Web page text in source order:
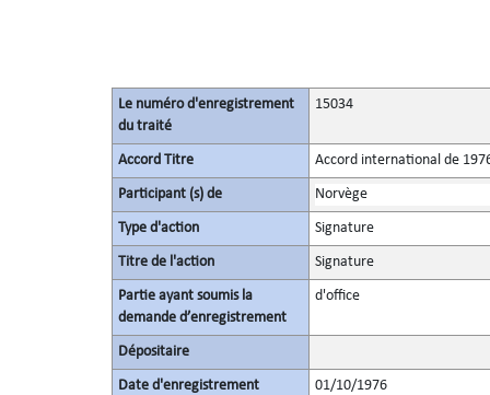
Le numéro d'enregistrement
du traité
15034
Accord Titre Accord international de
Participant (s) de Norvège
Type d'action Signature
Titre de l'action Signature
Partie ayant soumis la
demande d’enregistrement
d'office
Dépositaire
Date d'enregistrement 01/10/1976